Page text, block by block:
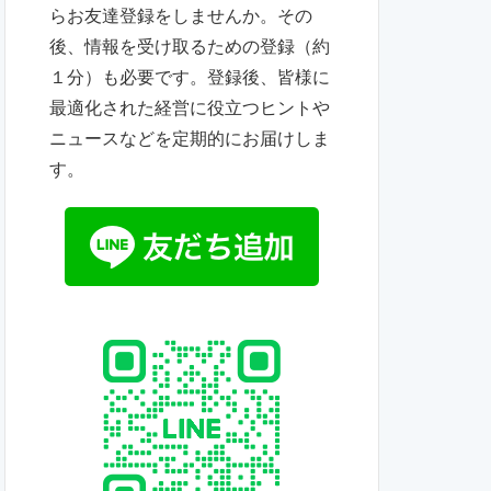
らお友達登録をしませんか。その
後、情報を受け取るための登録（約
１分）も必要です。登録後、皆様に
最適化された経営に役立つヒントや
ニュースなどを定期的にお届けしま
す。